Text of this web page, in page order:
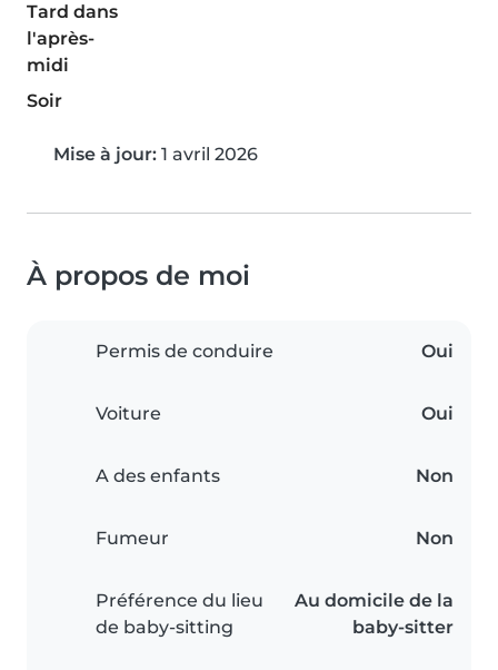
Tard dans
l'après-
midi
Soir
Mise à jour: 1 avril 2026
À propos de moi
Permis de conduire Oui
Voiture Oui
A des enfants Non
Fumeur Non
Préférence du lieu
de baby-sitting
Au domicile de la
baby-sitter